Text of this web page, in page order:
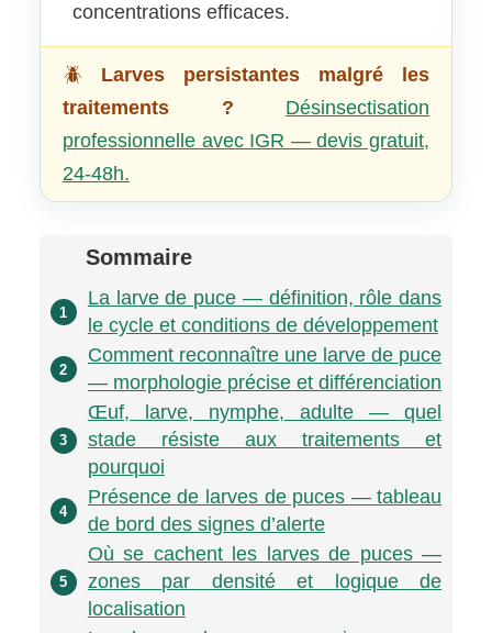
concentrations efficaces.
🪲 Larves persistantes malgré les
traitements ?
Désinsectisation
professionnelle avec IGR — devis gratuit,
24-48h.
Sommaire
1
La larve de puce — définition, rôle dans
le cycle et conditions de développement
2
Comment reconnaître une larve de puce
— morphologie précise et différenciation
3
Œuf, larve, nymphe, adulte — quel
stade résiste aux traitements et
pourquoi
4
Présence de larves de puces — tableau
de bord des signes d’alerte
5
Où se cachent les larves de puces —
zones par densité et logique de
localisation